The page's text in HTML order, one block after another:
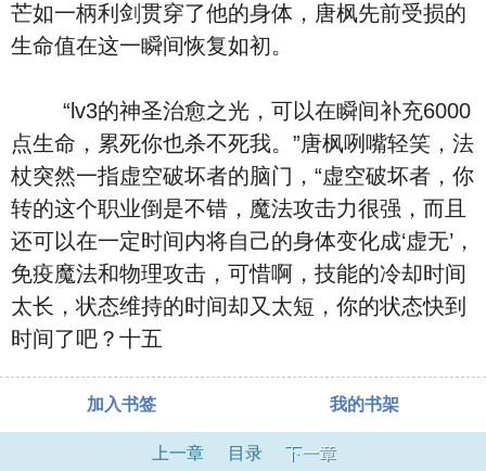
芒如一柄利剑贯穿了他的身体，唐枫先前受损的
生命值在这一瞬间恢复如初。
“lv3的神圣治愈之光，可以在瞬间补充6000
点生命，累死你也杀不死我。”唐枫咧嘴轻笑，法
杖突然一指虚空破坏者的脑门，“虚空破坏者，你
转的这个职业倒是不错，魔法攻击力很强，而且
还可以在一定时间内将自己的身体变化成‘虚无’，
免疫魔法和物理攻击，可惜啊，技能的冷却时间
太长，状态维持的时间却又太短，你的状态快到
时间了吧？十五
加入书签 我的书架
上一章 目录 下一章